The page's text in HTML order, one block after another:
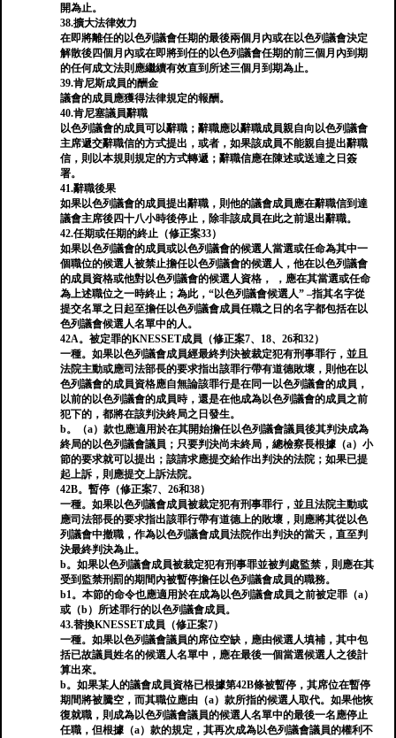
開為止。
38.擴大法律效力
在即將離任的以色列議會任期的最後兩個月內或在以色列議會決定
解散後四個月內或在即將到任的以色列議會任期的前三個月內到期
的任何成文法則應繼續有效直到所述三個月到期為止。
39.肯尼斯成員的酬金
議會的成員應獲得法律規定的報酬。
40.肯尼塞議員辭職
以色列議會的成員可以辭職；辭職應以辭職成員親自向以色列議會
主席遞交辭職信的方式提出，或者，如果該成員不能親自提出辭職
信，則以本規則規定的方式轉遞；辭職信應在陳述或送達之日簽
署。
41.辭職後果
如果以色列議會的成員提出辭職，則他的議會成員應在辭職信到達
議會主席後四十八小時後停止，除非該成員在此之前退出辭職。
42.任期或任期的終止（修正案33）
如果以色列議會的成員或以色列議會的候選人當選或任命為其中一
個職位的候選人被禁止擔任以色列議會的候選人，他在以色列議會
的成員資格或他對以色列議會的候選人資格， ，應在其當選或任命
為上述職位之一時終止；為此，“以色列議會候選人” –指其名字從
提交名單之日起至擔任以色列議會成員任職之日的名字都包括在以
色列議會候選人名單中的人。
42A。被定罪的KNESSET成員（修正案7、18、26和32）
一種。如果以色列議會成員經最終判決被裁定犯有刑事罪行，並且
法院主動或應司法部長的要求指出該罪行帶有道德敗壞，則他在以
色列議會的成員資格應自無論該罪行是在同一以色列議會的成員，
以前的以色列議會的成員時，還是在他成為以色列議會的成員之前
犯下的，都將在該判決終局之日發生。
b。（a）款也應適用於在其開始擔任以色列議會議員後其判決成為
終局的以色列議會議員；只要判決尚未終局，總檢察長根據（a）小
節的要求就可以提出；該請求應提交給作出判決的法院；如果已提
起上訴，則應提交上訴法院。
42B。暫停（修正案7、26和38）
一種。如果以色列議會成員被裁定犯有刑事罪行，並且法院主動或
應司法部長的要求指出該罪行帶有道德上的敗壞，則應將其從以色
列議會中撤職，作為以色列議會成員法院作出判決的當天，直至判
決最終判決為止。
b。如果以色列議會成員被裁定犯有刑事罪並被判處監禁，則應在其
受到監禁刑罰的期間內被暫停擔任以色列議會成員的職務。
b1。本節的命令也應適用於在成為以色列議會成員之前被定罪（a）
或（b）所述罪行的以色列議會成員。
43.替換KNESSET成員（修正案7）
一種。如果以色列議會議員的席位空缺，應由候選人填補，其中包
括已故議員姓名的候選人名單中，應在最後一個當選候選人之後計
算出來。
b。如果某人的議會成員資格已根據第42B條被暫停，其席位在暫停
期間將被騰空，而其職位應由（a）款所指的候選人取代。如果他恢
復就職，則成為以色列議會議員的候選人名單中的最後一名應停止
任職，但根據（a）款的規定，其再次成為以色列議會議員的權利不